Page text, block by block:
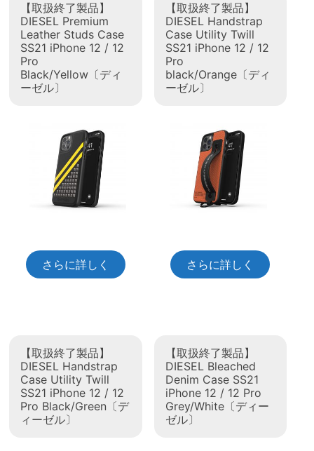
【取扱終了製品】
DIESEL Premium
Leather Studs Case
SS21 iPhone 12 / 12
Pro
Black/Yellow〔ディ
ーゼル〕
さらに詳しく
【取扱終了製品】
DIESEL Handstrap
Case Utility Twill
SS21 iPhone 12 / 12
Pro
black/Orange〔ディ
ーゼル〕
さらに詳しく
【取扱終了製品】
DIESEL Handstrap
Case Utility Twill
SS21 iPhone 12 / 12
Pro Black/Green〔デ
ィーゼル〕
【取扱終了製品】
DIESEL Bleached
Denim Case SS21
iPhone 12 / 12 Pro
Grey/White〔ディー
ゼル〕